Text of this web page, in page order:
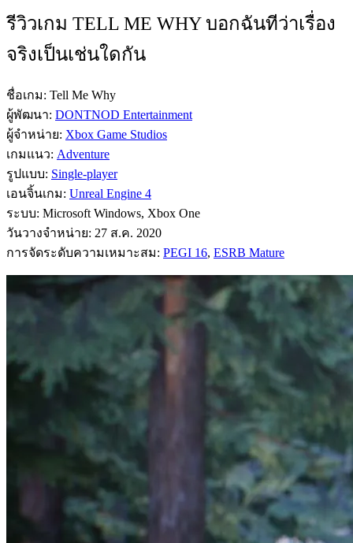
รีวิวเกม TELL ME WHY บอกฉันทีว่าเรื่อง
จริงเป็นเช่นใดกัน
ชื่อเกม: Tell Me Why
ผู้พัฒนา: DONTNOD Entertainment
ผู้จำหน่าย: Xbox Game Studios
เกมแนว: Adventure
รูปแบบ: Single-player
เอนจิ้นเกม: Unreal Engine 4
ระบบ: Microsoft Windows, Xbox One
วันวางจำหน่าย: 27 ส.ค. 2020
การจัดระดับความเหมาะสม: PEGI 16, ESRB Mature